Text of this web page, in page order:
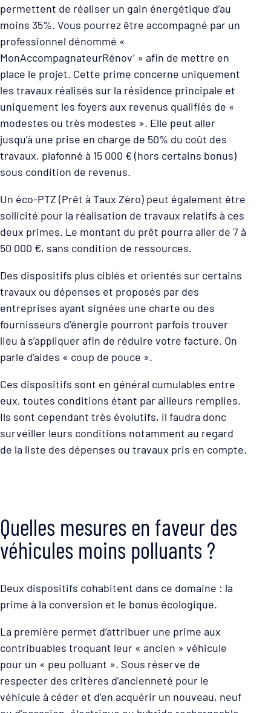
permettent de réaliser un gain énergétique d’au
moins 35%. Vous pourrez être accompagné par un
professionnel dénommé «
MonAccompagnateurRénov’ » afin de mettre en
place le projet. Cette prime concerne uniquement
les travaux réalisés sur la résidence principale et
uniquement les foyers aux revenus qualifiés de «
modestes ou très modestes ». Elle peut aller
jusqu’à une prise en charge de 50% du coût des
travaux, plafonné à 15 000 € (hors certains bonus)
sous condition de revenus.
Un éco-PTZ (Prêt à Taux Zéro) peut également être
sollicité pour la réalisation de travaux relatifs à ces
deux primes. Le montant du prêt pourra aller de 7 à
50 000 €, sans condition de ressources.
Des dispositifs plus ciblés et orientés sur certains
travaux ou dépenses et proposés par des
entreprises ayant signées une charte ou des
fournisseurs d’énergie pourront parfois trouver
lieu à s’appliquer afin de réduire votre facture. On
parle d’aides « coup de pouce ».
Ces dispositifs sont en général cumulables entre
eux, toutes conditions étant par ailleurs remplies.
Ils sont cependant très évolutifs, il faudra donc
surveiller leurs conditions notamment au regard
de la liste des dépenses ou travaux pris en compte.
Quelles mesures en faveur des
véhicules moins polluants ?
Deux dispositifs cohabitent dans ce domaine : la
prime à la conversion et le bonus écologique.
La première permet d’attribuer une prime aux
contribuables troquant leur « ancien » véhicule
pour un « peu polluant ». Sous réserve de
respecter des critères d’ancienneté pour le
véhicule à céder et d’en acquérir un nouveau, neuf